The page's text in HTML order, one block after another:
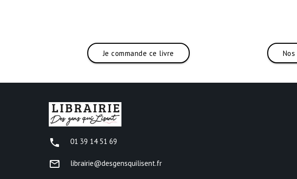
Je commande ce livre
phone 01 39 14 51 69
mail_outline librairie@desgensquilisent.fr